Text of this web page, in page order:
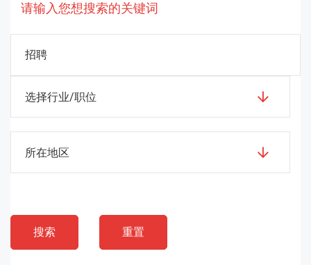
请输入您想搜索的关键词
选择行业/职位
所在地区
搜索 重置